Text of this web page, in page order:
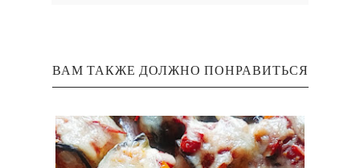
ВАМ ТАКЖЕ ДОЛЖНО ПОНРАВИТЬСЯ